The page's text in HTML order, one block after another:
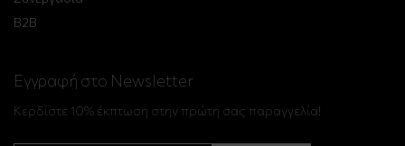
B2B
Εγγραφή στο Newsletter
Κερδίστε 10% έκπτωση στην πρώτη σας παραγγελία!